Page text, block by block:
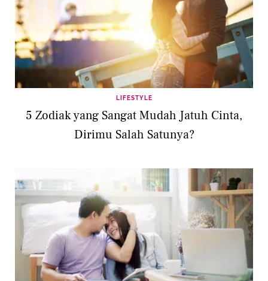
LIFESTYLE
5 Zodiak yang Sangat Mudah Jatuh Cinta,
Dirimu Salah Satunya?